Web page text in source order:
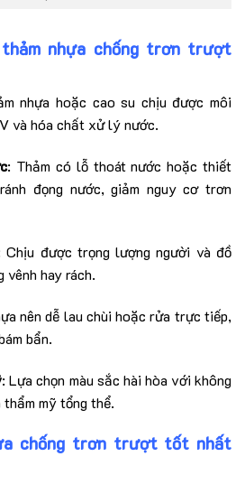
nhựa chống trơn trượt
nhựa hoặc cao su chịu được môi
và hóa chất xử lý nước.
: Thảm có lỗ thoát nước hoặc thiết
đọng nước, giảm nguy cơ trơn
Chịu được trọng lượng người và đồ
vênh hay rách.
nên dễ lau chùi hoặc rửa trực tiếp,
bẩn.
: Lựa chọn màu sắc hài hòa với không
mỹ tổng thể.
chống trơn trượt tốt nhất